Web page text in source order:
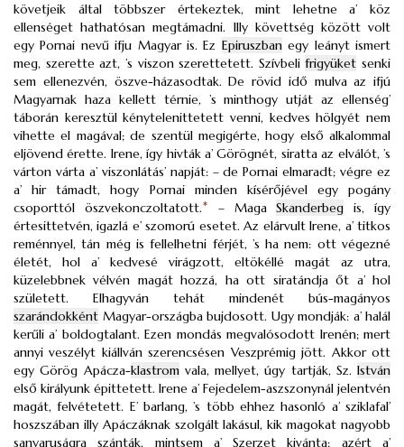
követjeik által többszer értekeztek, mint lehetne a’ köz
ellenséget hathatósan megtámadni. Illy követtség között volt
egy Pornai nevű ifju Magyar is. Ez Epiruszbanegy leányt ismert
meg, szerette azt, ’s viszon szerettetett. Szívbelifrigyüket senki
sem ellenezvén, öszve-házasodtak. De rövid idő mulva az ifjú
Magyarnak haza kellett térnie, ’s minthogy utját az ellenség’
táborán keresztül kénytelenittetett venni, kedves hölgyét nem
vihette el magával; de szentül megigérte, hogy első alkalommal
eljövend érette. Irene, így hivták a’ Görögnét, siratta az elválót, ’s
várton várta a’ viszonlátás’ napját: – de Pornai elmaradt; végre ez
a’ hir támadt, hogy Pornai minden kísérőjével egy pogány
csoporttól öszvekonczoltatott.* – MagaSkanderbeg is, így
értesittetvén, igazlá e’ szomorú esetet. Az elárvult Irene, a’ titkos
reménnyel, tán még is fellelhetni férjét, ’s ha nem: ott végezné
életét, hol a’ kedvesé virágzott, eltökéllé magát az utra,
küzelebbnek vélvén magát hozzá, ha ott siratándja őt a’ hol
született. Elhagyván tehát mindenét bús-magányos
szarándokként Magyar-országba bujdosott. Ugy mondják: a’ halál
kerűli a’ boldogtalant. Ezen mondás megvalósodott Irenén; mert
annyi veszélyt kiállván szerencsésen Veszprémig jött. Akkor ott
egy Görög Apácza-klastromvala, mellyet, úgy tartják, Sz. István
első királyunk épittetett. Irene a’ Fejedelem-aszszonynál jelentvén
magát, felvétetett. E’ barlang, ’s több ehhez hasonló a’ sziklafal’
hoszszában illy Apáczáknak szolgált lakásul, kik magokat nagyobb
sanyaruságra szánták, mintsem a’ Szerzet kivánta; azért a’